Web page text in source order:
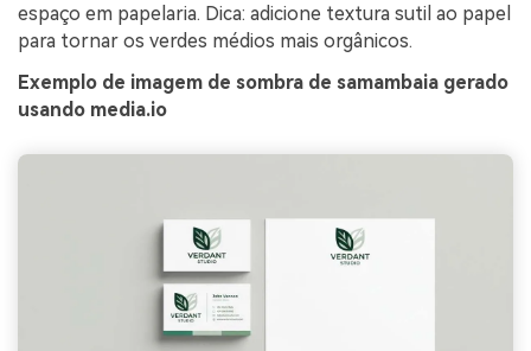
espaço em papelaria. Dica: adicione textura sutil ao papel
para tornar os verdes médios mais orgânicos.
Exemplo de imagem de sombra de samambaia gerado
usando media.io